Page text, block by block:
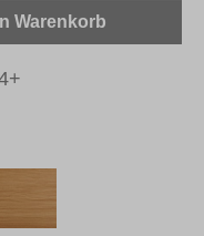
Warenkorb